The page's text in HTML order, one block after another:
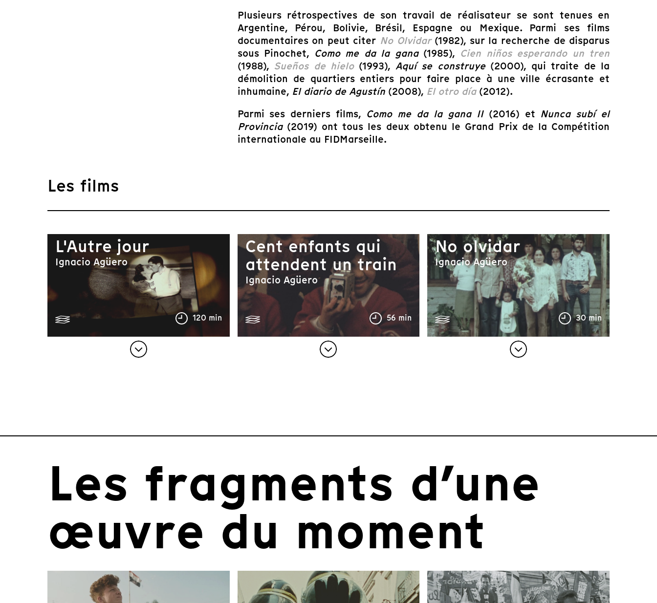
Plusieurs rétrospectives de son travail de réalisateur se sont tenues en
Argentine, Pérou, Bolivie, Brésil, Espagne ou Mexique. Parmi ses films
documentaires on peut citer No Olvidar(1982), sur la recherche de disparus
sous Pinochet, Como me da la gana(1985), Cien niños esperando un tren
(1988), Sueños de hielo(1993), Aquí se construye(2000), qui traite de la
démolition de quartiers entiers pour faire place à une ville écrasante et
inhumaine, El diario de Agustín(2008), El otro día(2012).
Parmi ses derniers films, Como me da la gana II(2016) et Nunca subí el
Provincia(2019) ont tous les deux obtenu le Grand Prix de la Compétition
internationale au FIDMarseille.
Les films
L'Autre jour
Ignacio Agüero
120 min
Cent enfants qui
attendent un train
Ignacio Agüero
56 min
No olvidar
Ignacio Agüero
30 min
Les fragments d’une
œuvre du moment